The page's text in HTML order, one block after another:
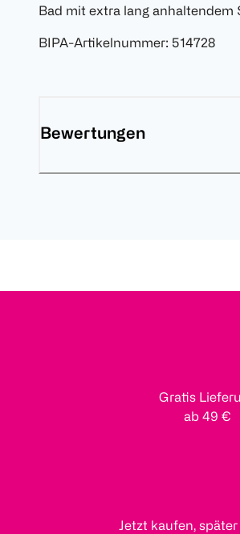
Bad mit extra lang anhaltendem
BIPA-Artikelnummer: 514728
Bewertungen
Gratis
ab 49 €
Jetzt kaufen,